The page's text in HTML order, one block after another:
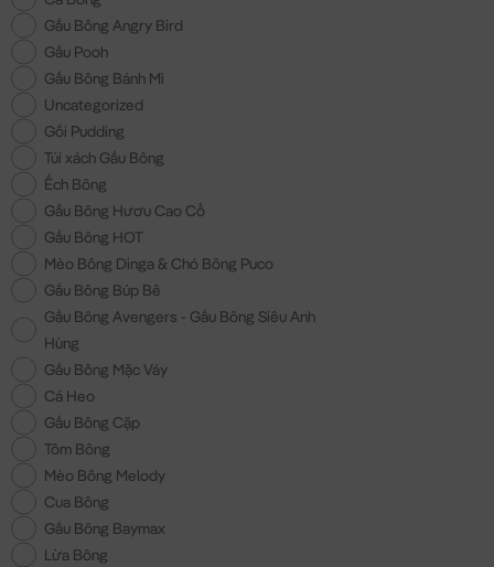
Gấu Bông Angry Bird
Gấu Pooh
Gấu Bông Bánh Mì
Uncategorized
Gối Pudding
Túi xách Gấu Bông
Ếch Bông
Gấu Bông Hươu Cao Cổ
Gấu Bông HOT
Mèo Bông Dinga & Chó Bông Puco
Gấu Bông Búp Bê
Gấu Bông Avengers - Gấu Bông Siêu Anh
Hùng
Gấu Bông Mặc Váy
Cá Heo
Gấu Bông Cặp
Tôm Bông
Mèo Bông Melody
Cua Bông
Gấu Bông Baymax
Lừa Bông